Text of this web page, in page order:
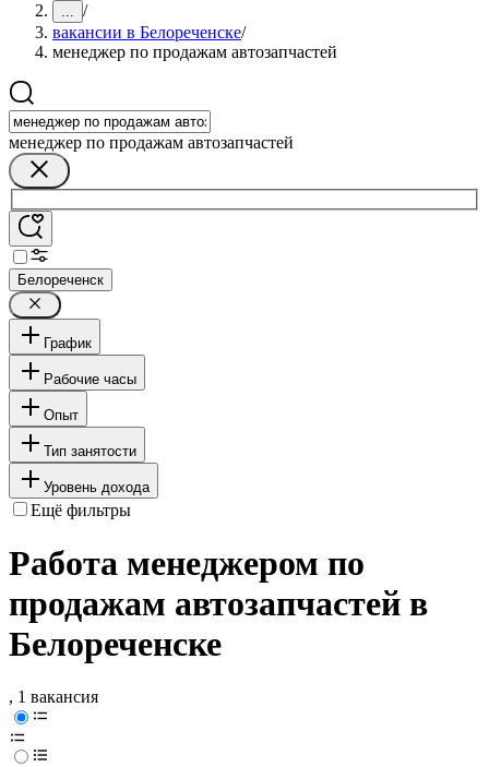
... /
вакансии в Белореченске/
менеджер по продажам автозапчастей
менеджер по продажам автозапчастей
Белореченск
График
Рабочие часы
Опыт
Тип занятости
Уровень дохода
Ещё фильтры
Работа менеджером по
продажам автозапчастей в
Белореченске
, 1 вакансия